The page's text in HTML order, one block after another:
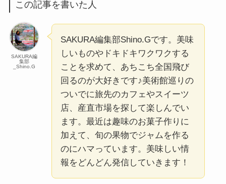
この記事を書いた人
SAKURA編
集部
_Shino.G
SAKURA編集部Shino.Gです。美味
しいものやドキドキワクワクする
ことを求めて、あちこち全国飛び
回るのが大好きです♪美術館巡りの
ついでに旅先のカフェやスイーツ
店、産直市場を探して楽しんでい
ます。最近は趣味のお菓子作りに
加えて、旬の果物でジャムを作る
のにハマっています。美味しい情
報をどんどん発信していきます！